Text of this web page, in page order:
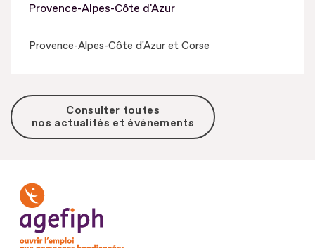
Provence-Alpes-Côte d'Azur
Provence-Alpes-Côte d'Azur et Corse
Consulter toutes
nos actualités et événements